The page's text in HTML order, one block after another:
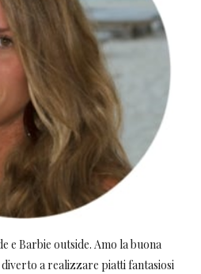
e Barbie outside. Amo la buona
diverto a realizzare piatti fantasiosi